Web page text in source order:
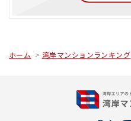
ホーム 湾岸マンションランキング